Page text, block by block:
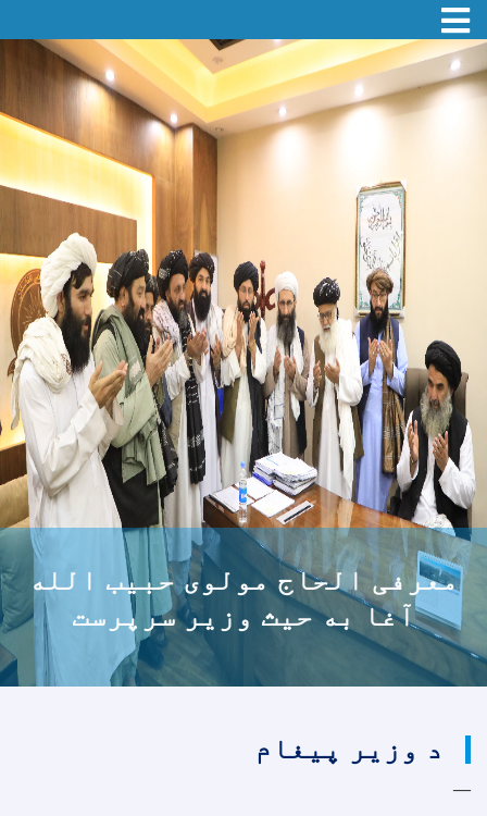
اصلي
منځپانګه
دانګل
Toggle navigation
معرفی الحاج مولوی حبیب الله
آغا به حیث وزیر سرپرست
د وزیر پیغام